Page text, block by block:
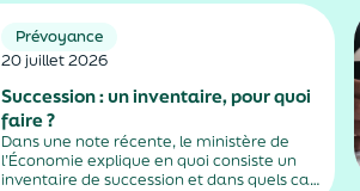
Prévoyance
20 juillet 2026
Succession : un inventaire, pour quoi
faire ?
Dans une note récente, le ministère de
l’Économie explique en quoi consiste un
inventaire de succession et dans quels cas